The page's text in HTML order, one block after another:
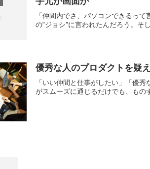
「仲間内でさ、パソコンできるっ
の”ジョシ”に言われたんだろう。そ
優秀な人のプロダクトを疑え
「いい仲間と仕事がしたい」「優
がスムーズに通じるだけでも、もの